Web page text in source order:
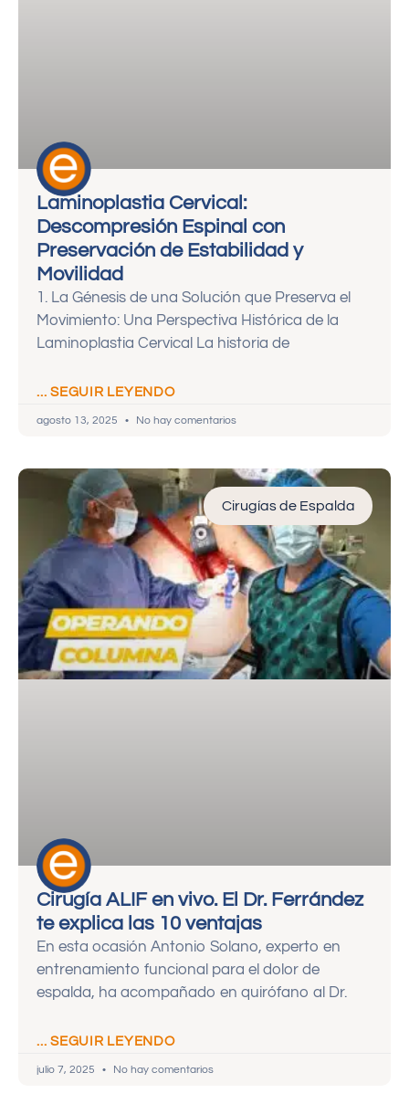
Laminoplastia Cervical:
Descompresión Espinal con
Preservación de Estabilidad y
Movilidad
1. La Génesis de una Solución que Preserva el
Movimiento: Una Perspectiva Histórica de la
Laminoplastia Cervical La historia de
... SEGUIR LEYENDO
agosto 13, 2025 No hay comentarios
Cirugías de Espalda
Cirugía ALIF en vivo. El Dr. Ferrández
te explica las 10 ventajas
En esta ocasión Antonio Solano, experto en
entrenamiento funcional para el dolor de
espalda, ha acompañado en quirófano al Dr.
... SEGUIR LEYENDO
julio 7, 2025 No hay comentarios